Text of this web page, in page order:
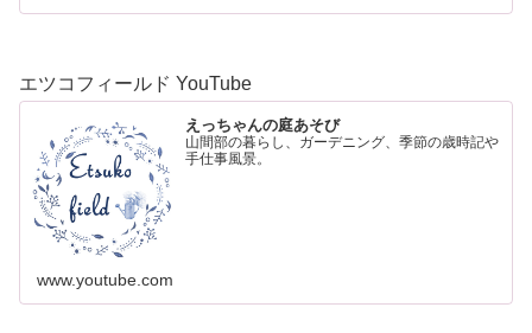
エツコフィールド YouTube
えっちゃんの庭あそび
山間部の暮らし、ガーデニング、季節の歳時記や
手仕事風景。
www.youtube.com